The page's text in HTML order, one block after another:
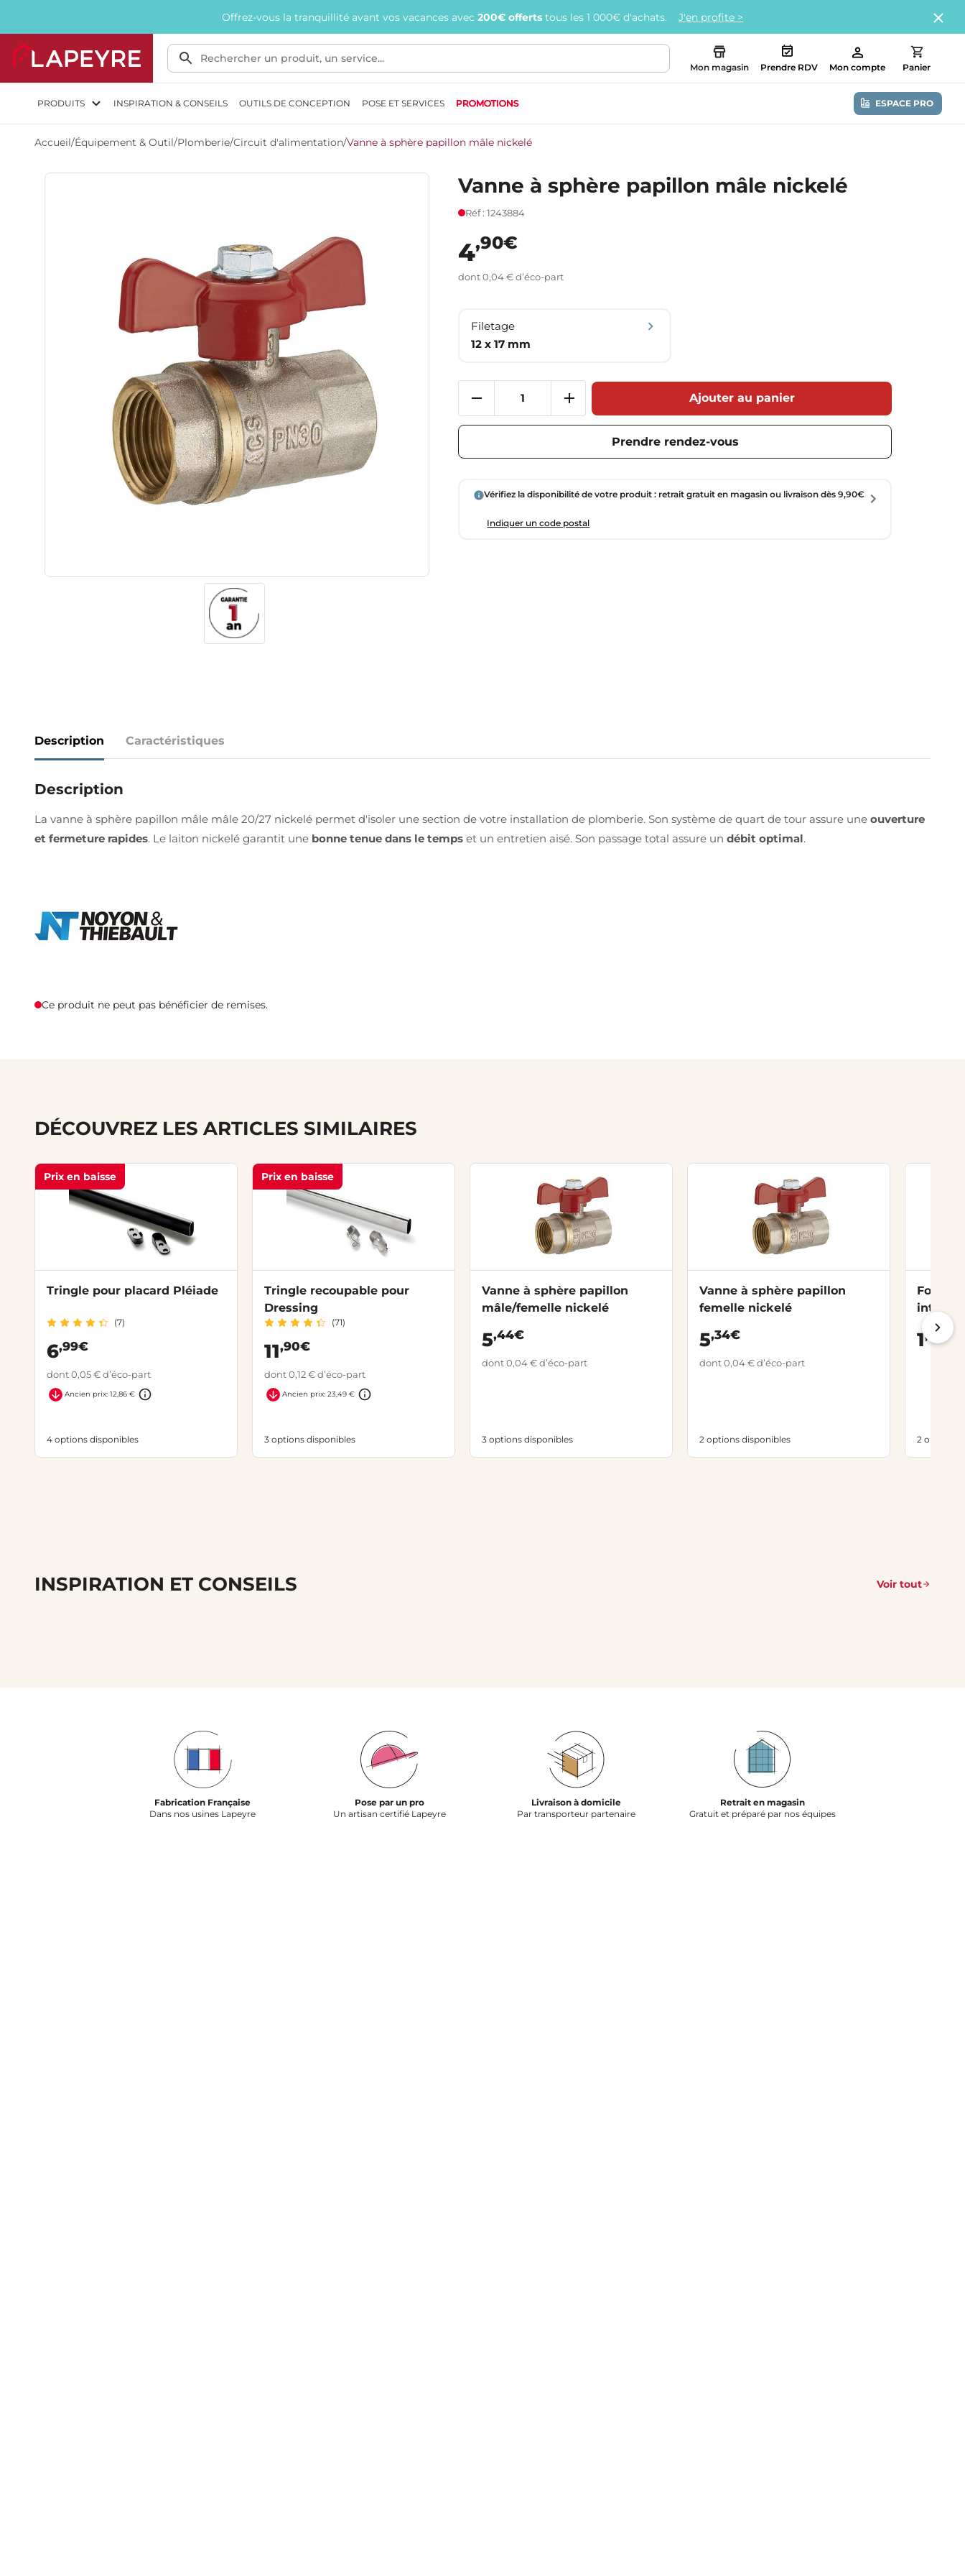
Offrez-vous la tranquillité avant vos vacances avec 200€ offerts tous les 1 000€ d'achats. J'en profite >
Mon magasin Prendre RDV Mon compte Panier
PRODUITS INSPIRATION & CONSEILS OUTILS DE CONCEPTION POSE ET SERVICES PROMOTIONS ESPACE PRO
Accueil/Équipement & Outil/Plomberie/Circuit d'alimentation/Vanne à sphère papillon mâle nickelé
Vanne à sphère papillon mâle nickelé
Réf : 1243884
4,90€
dont 0,04 € d’éco-part
Filetage
12 x 17 mm
Ajouter au panier
Prendre rendez-vous
Vérifiez la disponibilité de votre produit : retrait gratuit en magasin ou livraison dès 9,90€
Indiquer un code postal
Description Caractéristiques
Description
La vanne à sphère papillon mâle mâle 20/27 nickelé permet d'isoler une section de votre installation de plomberie. Son système de quart de tour assure une ouverture
et fermeture rapides. Le laiton nickelé garantit une bonne tenue dans le temps et un entretien aisé. Son passage total assure un débit optimal.
Ce produit ne peut pas bénéficier de remises.
DÉCOUVREZ LES ARTICLES SIMILAIRES
Prix en baisse
Tringle pour placard Pléiade
(7)
6,99€
dont 0,05 € d’éco-part
Ancien prix: 12,86 €
4 options disponibles
Prix en baisse
Tringle recoupable pour
Dressing
(71)
11,90€
dont 0,12 € d’éco-part
Ancien prix: 23,49 €
3 options disponibles
Vanne à sphère papillon
mâle/femelle nickelé
5,44€
dont 0,04 € d’éco-part
3 options disponibles
Vanne à sphère papillon
femelle nickelé
5,34€
dont 0,04 € d’éco-part
2 options disponibles
1,10€
2 options
INSPIRATION ET CONSEILS Voir tout
Fabrication Française
Dans nos usines Lapeyre
Pose par un pro
Un artisan certifié Lapeyre
Livraison à domicile
Par transporteur partenaire
Retrait en magasin
Gratuit et préparé par nos équipes